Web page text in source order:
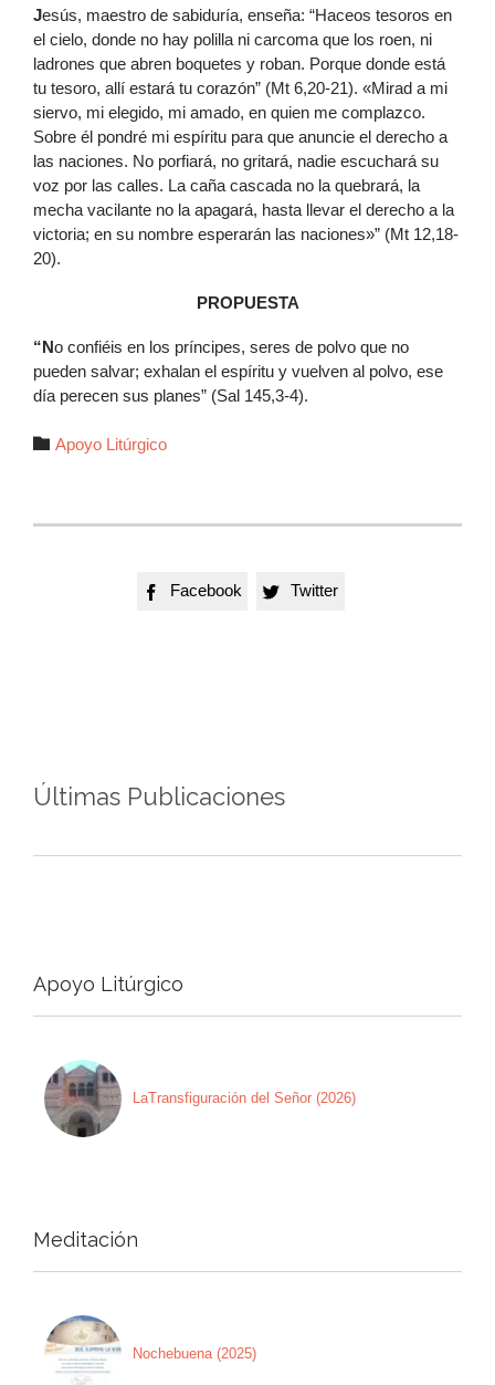
Jesús, maestro de sabiduría, enseña: “Haceos tesoros en
el cielo, donde no hay polilla ni carcoma que los roen, ni
ladrones que abren boquetes y roban. Porque donde está
tu tesoro, allí estará tu corazón” (Mt 6,20-21). «Mirad a mi
siervo, mi elegido, mi amado, en quien me complazco.
Sobre él pondré mi espíritu para que anuncie el derecho a
las naciones. No porfiará, no gritará, nadie escuchará su
voz por las calles. La caña cascada no la quebrará, la
mecha vacilante no la apagará, hasta llevar el derecho a la
victoria; en su nombre esperarán las naciones»” (Mt 12,18-
20).
PROPUESTA
“No confiéis en los príncipes, seres de polvo que no
pueden salvar; exhalan el espíritu y vuelven al polvo, ese
día perecen sus planes” (Sal 145,3-4).
 Autor
Apoyo Litúrgico
 Facebook  Twitter
Últimas Publicaciones
Apoyo Litúrgico
LaTransfiguración del Señor (2026)
Meditación
Nochebuena (2025)